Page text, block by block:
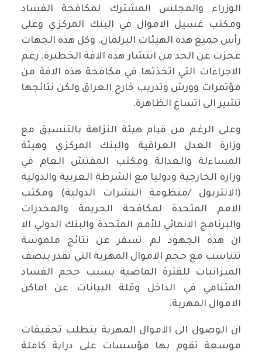
الوزراء والمجلس المشترك لمكافحة الفساد
ومكتب غسيل الاموال في البنك المركزي وعلى
رأس جميع هذه الهيئات البرلمان. وكل هذه الجهات
عجزت عن الحد من انتشار هذه الافة الخطيرة. رغم
الاجراءات التي اتخذتها في مكافحة هذه الافة من
مؤتمرات وورش وتدريب خارج العراق ولكن نتائجها
تشير الى اتساع الظاهرة.
وعلى الرغم من قيام هيئة النزاهة بالتنسيق مع
وزارة العدل العراقية والبنك المركزي وهيئة
المساءلة والعدالة ومكتب المفتش العام في
وزارة الخارجية ودوليا مع الشرطة العربية والدولية
(الانتربول /منظومة النشرات الدولية) ومكتب
الامم المتحدة لمكافحة الجريمة والمخدرات
والبرنامج الانمائي للأمم المتحدة والبنك الدولي الا
ان هذه الجهود لم تسفر عن نتائج ملموسة
تتناسب مع حجم الاموال المهربة التي تقدر بنصف
الميزانيات للفترة الماضية بسبب حجم الفساد
المتنامي في الداخل وقلة البيانات عن اماكن
الاموال المهربة.
ان الوصول الى الاموال المهربة يتطلب تحقيقات
موسعة تقوم بها مؤسسات على دراية كاملة